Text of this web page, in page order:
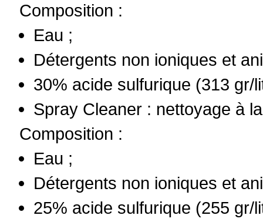
Composition :
Eau ;
Détergents non ioniques et
30% acide sulfurique (313 gr/
Spray Cleaner : nettoyage à
Composition :
Eau ;
Détergents non ioniques et
25% acide sulfurique (255 gr/